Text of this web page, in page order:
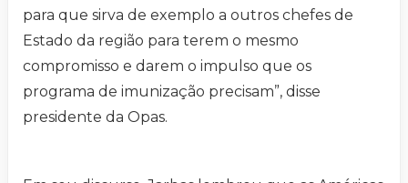
para que sirva de exemplo a outros chefes de
Estado da região para terem o mesmo
compromisso e darem o impulso que os
programa de imunização precisam”, disse
presidente da Opas.